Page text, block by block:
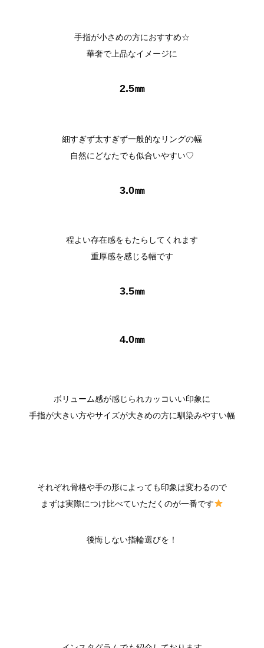
手指が小さめの方におすすめ☆
華奢で上品なイメージに
2.5㎜
細すぎず太すぎず一般的なリングの幅
自然にどなたでも似合いやすい♡
3.0㎜
程よい存在感をもたらしてくれます
重厚感を感じる幅です
3.5㎜
4.0㎜
ボリューム感が感じられカッコいい印象に
手指が大きい方やサイズが大きめの方に馴染みやすい幅
それぞれ骨格や手の形によっても印象は変わるので
まずは実際につけ比べていただくのが一番です
後悔しない指輪選びを！